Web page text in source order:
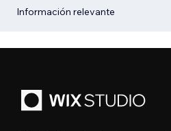
Información relevante